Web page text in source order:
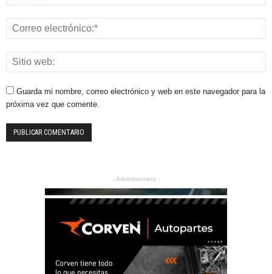
Guarda mi nombre, correo electrónico y web en este navegador para la
próxima vez que comente.
- Advertisement -